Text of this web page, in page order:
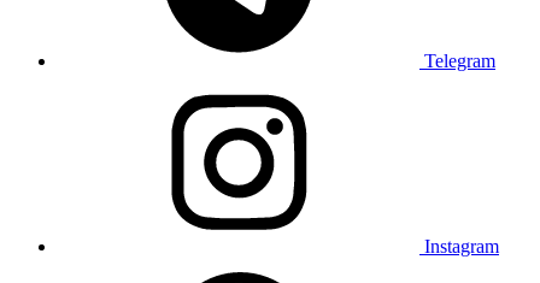
Telegram
Instagram